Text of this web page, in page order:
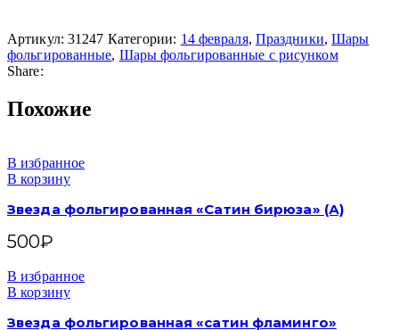
Артикул: 31247 Категории: 14 февраля, Праздники, Шары
фольгированные, Шары фольгированные с рисунком
Share:
Похожие
В избранное
В корзину
Звезда фольгированная «Сатин бирюза» (А)
500₽
В избранное
В корзину
Звезда фольгированная «сатин фламинго»